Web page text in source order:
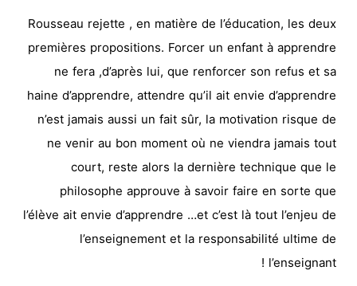
Rousseau rejette , en matière de l’éducation, les deux
premières propositions. Forcer un enfant à apprendre
ne fera ,d’après lui, que renforcer son refus et sa
haine d’apprendre, attendre qu’il ait envie d’apprendre
n’est jamais aussi un fait sûr, la motivation risque de
ne venir au bon moment où ne viendra jamais tout
court, reste alors la dernière technique que le
philosophe approuve à savoir faire en sorte que
l’élève ait envie d’apprendre …et c’est là tout l’enjeu de
l’enseignement et la responsabilité ultime de
l’enseignant !